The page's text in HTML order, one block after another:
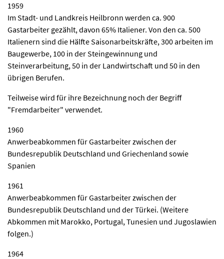
1959
Im Stadt- und Landkreis Heilbronn werden ca. 900
Gastarbeiter gezählt, davon 65% Italiener. Von den ca. 500
Italienern sind die Hälfte Saisonarbeitskräfte, 300 arbeiten im
Baugewerbe, 100 in der Steingewinnung und
Steinverarbeitung, 50 in der Landwirtschaft und 50 in den
übrigen Berufen.
Teilweise wird für ihre Bezeichnung noch der Begriff
"Fremdarbeiter" verwendet.
1960
Anwerbeabkommen für Gastarbeiter zwischen der
Bundesrepublik Deutschland und Griechenland sowie
Spanien
1961
Anwerbeabkommen für Gastarbeiter zwischen der
Bundesrepublik Deutschland und der Türkei. (Weitere
Abkommen mit Marokko, Portugal, Tunesien und Jugoslawien
folgen.)
1964